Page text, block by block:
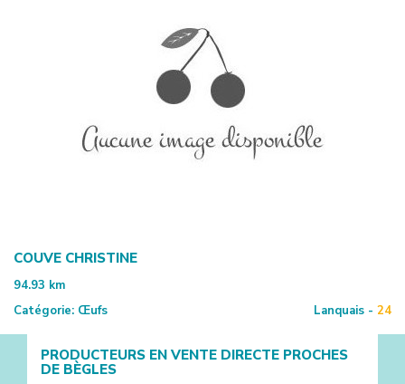
COUVE CHRISTINE
94.93 km
Catégorie: Œufs Lanquais - 24
PRODUCTEURS EN VENTE DIRECTE PROCHES
DE BÈGLES